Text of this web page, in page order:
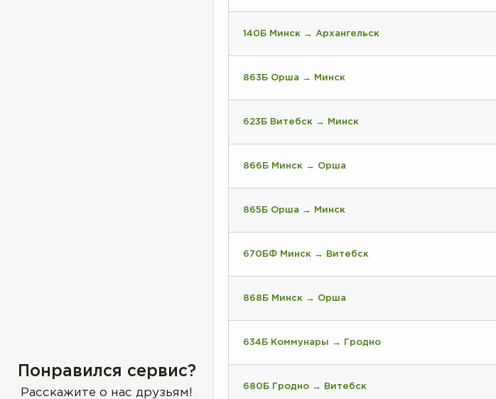
Понравился сервис?
Расскажите о нас друзьям!
140Б Минск → Архангельск
863Б Орша → Минск
623Б Витебск → Минск
866Б Минск → Орша
865Б Орша → Минск
670БФ Минск → Витебск
868Б Минск → Орша
634Б Коммунары → Гродно
680Б Гродно → Витебск